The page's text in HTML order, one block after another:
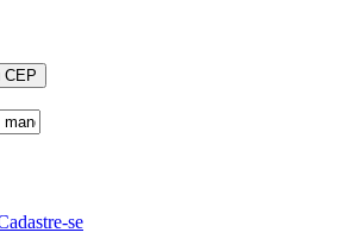
CEP
se